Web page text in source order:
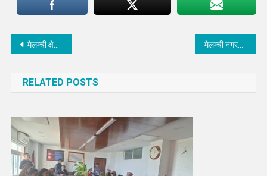
Post
मेलम्ची क्षेत्रका सडक स्तरोन्नति गरिदिन खानेपानीसँग नगरको आग्रह मेलम्ची नगरपालीकाको सडक स्तरोन्नति गर्न मेलम्ची खानेपानीसँग आग्रह
RELATED POSTS